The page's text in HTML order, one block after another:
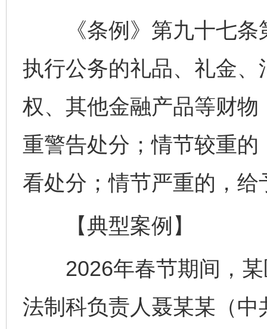
《条例》第九十七条
执行公务的礼品、礼金
权、其他金融产品等财
重警告处分；情节较重
看处分；情节严重的，
【典型案例】
2026年春节期间，某
法制科负责人聂某某（